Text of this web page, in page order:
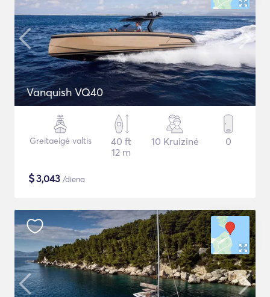
Vanquish VQ40
Greitaeigė valtis
40 ft
12 m
10 Kruizinė 0
$3,043 /diena